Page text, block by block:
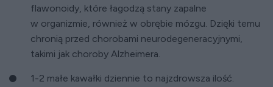
flawonoidy, które łagodzą stany zapalne
w organizmie, również w obrębie mózgu. Dzięki temu
chronią przed chorobami neurodegeneracyjnymi,
takimi jak choroby Alzheimera.
1-2 małe kawałki dziennie to najzdrowsza ilość.